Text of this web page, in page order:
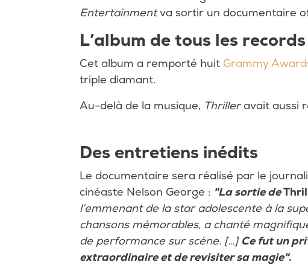
Entertainmentva sortir un documentaire
L’album de tous les records
Cet album a remporté huit Grammy
triple diamant.
Au-delà de la musique, Thrilleravait aussi
Des entretiens inédits
Le documentaire sera réalisé par le
cinéaste Nelson George : "La sortie de
l’emmenant de la star adolescente à la
chansons mémorables, a chanté
de performance sur scène. […] Ce fut un
extraordinaire et de revisiter sa magie".